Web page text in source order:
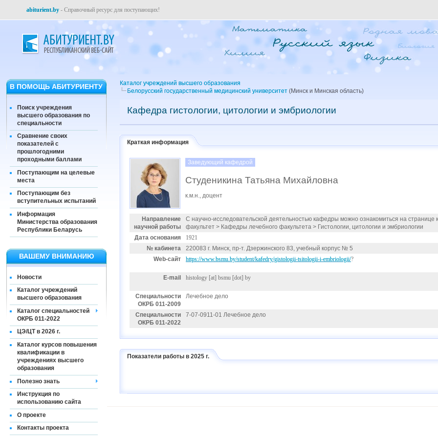
abiturient.by - Справочный ресурс для поступающих!
В ПОМОЩЬ АБИТУРИЕНТУ
Поиск учреждения
высшего образования по
специальности
Сравнение своих
показателей с
прошлогодними
проходными баллами
Поступающим на целевые
места
Поступающим без
вступительных испытаний
Информация
Министерства образования
Республики Беларусь
ВАШЕМУ ВНИМАНИЮ
Новости
Каталог учреждений
высшего образования
Каталог специальностей
ОКРБ 011-2022
ЦЭ/ЦТ в 2026 г.
Каталог курсов повышения
квалификации в
учреждениях высшего
образования
Полезно знать
Инструкция по
использованию сайта
О проекте
Контакты проекта
Каталог учреждений высшего образования
Белорусский государственный медицинский университет (Минск и Минская область)
Кафедра гистологии, цитологии и эмбриологии
Краткая информация
Заведующий кафедрой
Студеникина Татьяна Михайловна
к.м.н., доцент
Направление
научной работы
С научно-исследовательской деятельностью кафедры можно ознакомиться на
факультет > Кафедры лечебного факультета > Гистологии, цитологии и эмбриологии
Дата основания
1921
№ кабинета
220083 г. Минск, пр-т. Дзержинского 83, учебный корпус № 5
Web-сайт
https://www.bsmu.by/student/kafedry/gistologii-tsitologii-i-embriologii/?
E-mail histology [at] bsmu [dot] by
Специальности
ОКРБ 011-2009
Лечебное дело
Специальности
ОКРБ 011-2022
7-07-0911-01 Лечебное дело
Показатели работы в 2025 г.